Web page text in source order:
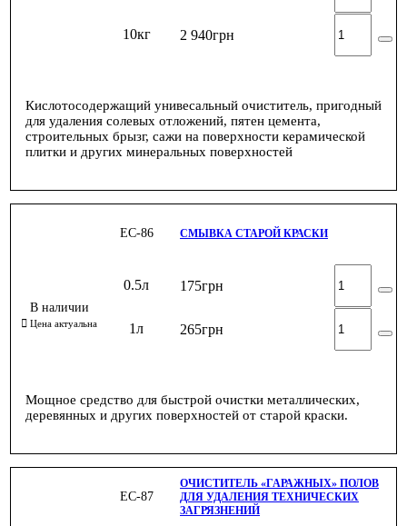
10кг 2 940грн
Кислотосодержащий унивесальный очиститель, пригодный
для удаления солевых отложений, пятен цемента,
строительных брызг, сажи на поверхности керамической
плитки и других минеральных поверхностей
ЕС-86 СМЫВКА СТАРОЙ КРАСКИ
0.5л 175грн
1л 265грн
Мощное средство для быстрой очистки металлических,
деревянных и других поверхностей от старой краски.
ЕС-87
ОЧИСТИТЕЛЬ «ГАРАЖНЫХ» ПОЛОВ
ДЛЯ УДАЛЕНИЯ ТЕХНИЧЕСКИХ
ЗАГРЯЗНЕНИЙ